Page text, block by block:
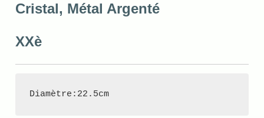
Cristal, Métal Argenté
XXè
Diamètre:22.5cm